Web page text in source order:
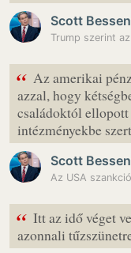
Scott
“ Az amerikai
azzal, hogy
családoktól ellopott
intézményekbe
Scott
“ Itt az idő véget
azonnali